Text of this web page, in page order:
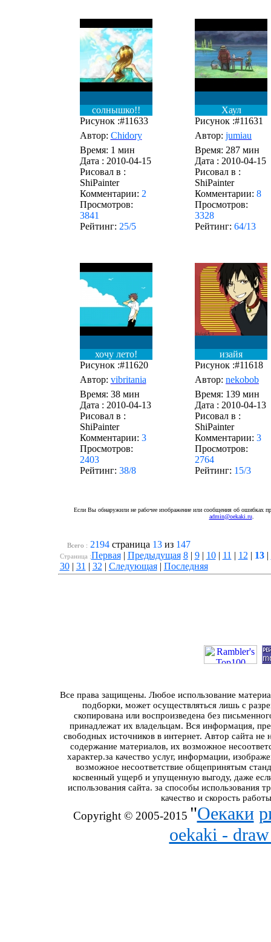
солнышко!!
Рисунок :#11633
Автор: Chidory
Время: 1 мин
Дата : 2010-04-15
Рисовал в :
ShiPainter
Комментарии: 2
Просмотров:
3841
Рейтинг: 25/5
Хаул
Рисунок :#11631
Автор: jumiau
Время: 287 мин
Дата : 2010-04-15
Рисовал в :
ShiPainter
Комментарии: 8
Просмотров:
3328
Рейтинг: 64/13
хочу лето!
Рисунок :#11620
Автор: vibritania
Время: 38 мин
Дата : 2010-04-13
Рисовал в :
ShiPainter
Комментарии: 3
Просмотров:
2403
Рейтинг: 38/8
изайя
Рисунок :#11618
Автор: nekobob
Время: 139 мин
Дата : 2010-04-13
Рисовал в :
ShiPainter
Комментарии: 3
Просмотров:
2764
Рейтинг: 15/3
Если Вы обнаружили не рабочее изображение или сообщения об ошибках
admin@oekaki.ru.
Всего : 2194страница 13из 147
Cтраница :Первая| Предыдущая 8| 9| 10| 11 | 12 | 13|
30| 31 | 32 | Следующая| Последняя
Все права защищены. Любое использование
подборки, может осуществляться лишь с
скопирована или воспроизведена без
принадлежат их владельцам. Вся информация,
свободных источников в интернет. Автор сайта не
содержание материалов, их возможное
характер.за качество услуг, информации,
возможное несоответствие общепринятым
косвенный ущерб и упущенную выгоду, даже
использования сайта. за способы использования
качество и скорость
Copyright © 2005-2015 "Оекаки
oekaki -